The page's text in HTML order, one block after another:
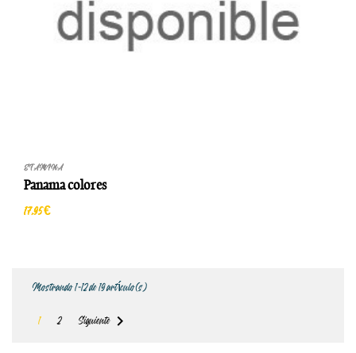
ETAMINA
Panama colores
17,95 €
Mostrando 1-12 de 19 artículo(s)
1 2 Siguiente 